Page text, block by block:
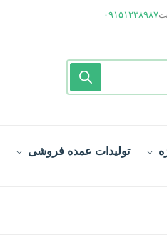
۰۹۱۵۱۲۳۸۹۸۷
تولیدات عمده فروشی